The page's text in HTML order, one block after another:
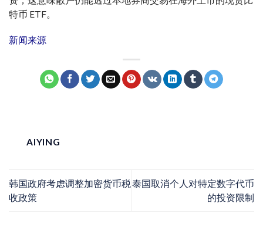
特币 ETF。
新闻来源
AIYING
韩国政府考虑调整加密货币税
收政策
泰国取消个人对特定数字代币
的投资限制